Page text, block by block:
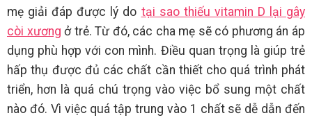
mẹ giải đáp được lý do tại sao thiếu vitamin D lại gây
còi xương ở trẻ. Từ đó, các cha mẹ sẽ có phương án áp
dụng phù hợp với con mình. Điều quan trọng là giúp trẻ
hấp thụ được đủ các chất cần thiết cho quá trình phát
triển, hơn là quá chú trọng vào việc bổ sung một chất
nào đó. Vì việc quá tập trung vào 1 chất sẽ dễ dẫn đến